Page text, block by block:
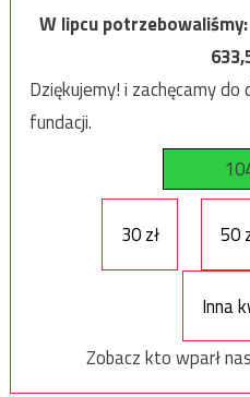
W lipcu potrzebowaliśmy:
Dziękujemy! i zachęcamy
fundacji.
30 zł 50
Inna
Zobacz kto wparł